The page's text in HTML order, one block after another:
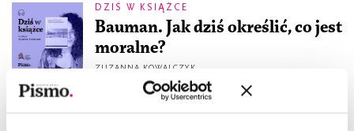
DZIŚ W KSIĄŻCE
Bauman. Jak dziś określić, co jest
moralne?
ZUZANNA KOWALCZYK